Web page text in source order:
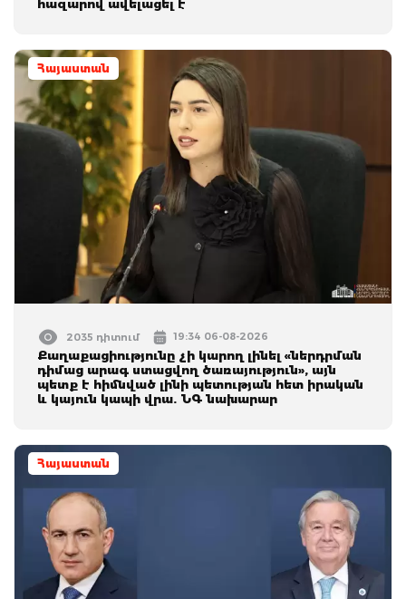
հազարով ավելացել է
Հայաստան
2035 դիտում 19:34 06-08-2026
Քաղաքացիությունը չի կարող լինել «ներդրման
դիմաց արագ ստացվող ծառայություն», այն
պետք է հիմնված լինի պետության հետ իրական
և կայուն կապի վրա. ՆԳ նախարար
Հայաստան